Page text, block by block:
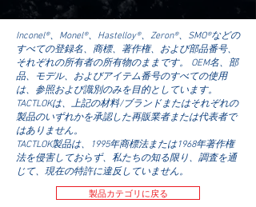
Inconel®、Monel®、Hastelloy®、Zeron®、SMO®などの
すべての登録名、商標、著作権、および部品番号、
それぞれの所有者の所有物のままです。 OEM名、部
品、モデル、およびアイテム番号のすべての使用
は、参照および識別のみを目的としています。
TACTLOKは、上記の材料/ブランドまたはそれぞれの
製品のいずれかを承認した再販業者または代表者で
はありません。
TACTLOK製品は、1995年商標法または1968年著作権
法を侵害しておらず、私たちの知る限り、調査を通
じて、現在の特許に違反していません。
製品カテゴリに戻る